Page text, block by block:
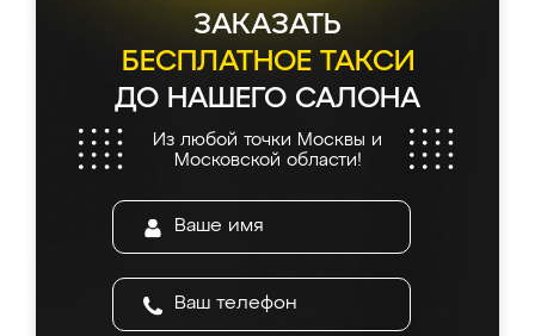
ЗАКАЗАТЬ
БЕСПЛАТНОЕ ТАКСИ
ДО НАШЕГО САЛОНА
Из любой точки Москвы и
Московской области!